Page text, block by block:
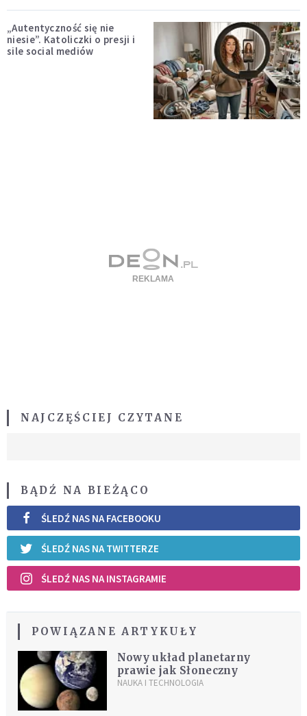
„Autentyczność się nie
niesie”. Katoliczki o presji i
sile social mediów
NAJCZĘŚCIEJ CZYTANE
BĄDŹ NA BIEŻĄCO
ŚLEDŹ NAS NA FACEBOOKU
ŚLEDŹ NAS NA TWITTERZE
ŚLEDŹ NAS NA INSTAGRAMIE
POWIĄZANE ARTYKUŁY
Nowy układ planetarny
prawie jak Słoneczny
NAUKA I TECHNOLOGIA